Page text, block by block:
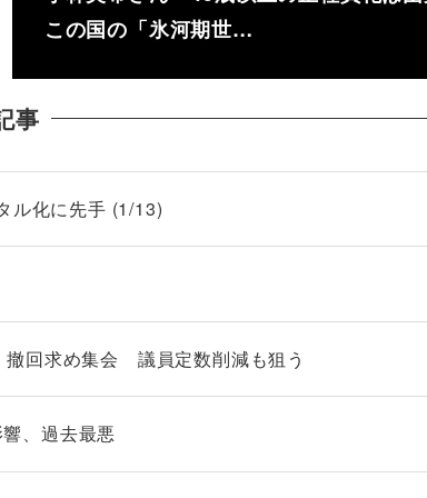
この国の「氷河期世…
事
ル化に先手 (1/13)
回求め集会 議員定数削減も狙う
、過去最悪